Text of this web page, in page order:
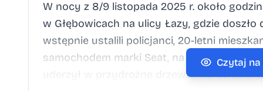
W nocy z 8/9 listopada 2025 r. około
w Głębowicach na ulicy Łazy, gdzie
wstępnie ustalili policjanci, 20-letni
samochodem marki Seat, na łuku drogi
uderzył w przydrożne drzewa. Kierowca
Czytaj na